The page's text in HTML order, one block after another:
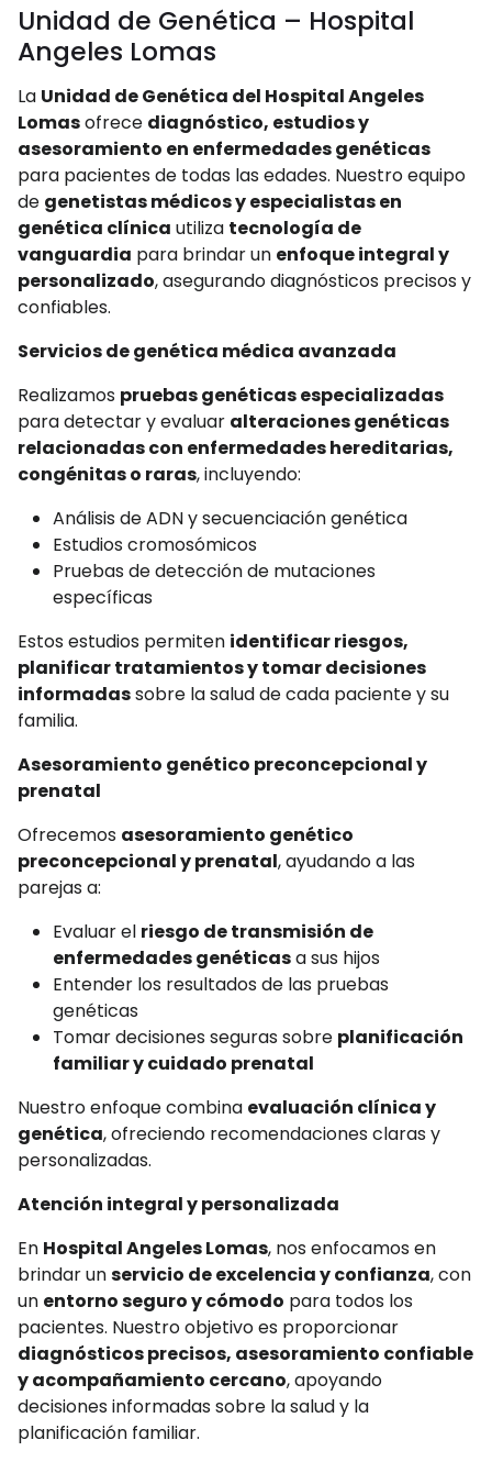
Unidad de Genética – Hospital
Angeles Lomas
La Unidad de Genética del Hospital Angeles
Lomasofrece diagnóstico, estudios y
asesoramiento en enfermedades genéticas
para pacientes de todas las edades. Nuestro equipo
de genetistas médicos y especialistas en
genética clínica utiliza tecnología de
vanguardia para brindar un enfoque integral y
personalizado, asegurando diagnósticos precisos y
confiables.
Servicios de genética médica avanzada
Realizamos pruebas genéticas especializadas
para detectar y evaluar alteraciones genéticas
relacionadas con enfermedades hereditarias,
congénitas o raras, incluyendo:
Análisis de ADN y secuenciación genética
Estudios cromosómicos
Pruebas de detección de mutaciones
específicas
Estos estudios permiten identificar riesgos,
planificar tratamientos y tomar decisiones
informadassobre la salud de cada paciente y su
familia.
Asesoramiento genético preconcepcional y
prenatal
Ofrecemos asesoramiento genético
preconcepcional y prenatal, ayudando a las
parejas a:
Evaluar el riesgo de transmisión de
enfermedades genéticasa sus hijos
Entender los resultados de las pruebas
genéticas
Tomar decisiones seguras sobre planificación
familiar y cuidado prenatal
Nuestro enfoque combina evaluación clínica y
genética, ofreciendo recomendaciones claras y
personalizadas.
Atención integral y personalizada
En Hospital Angeles Lomas, nos enfocamos en
brindar unservicio de excelencia y confianza, con
un entorno seguro y cómodo para todos los
pacientes. Nuestro objetivo es proporcionar
diagnósticos precisos, asesoramiento confiable
y acompañamiento cercano, apoyando
decisiones informadas sobre la salud y la
planificación familiar.